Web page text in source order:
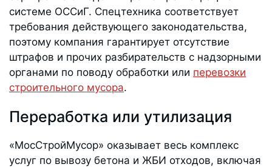
системе ОССиГ. Спецтехника соответствует
требования действующего законодательства,
поэтому компания гарантирует отсутствие
штрафов и прочих разбирательств с надзорными
органами по поводу обработки или перевозки
строительного мусора.
Переработка или утилизация
«МосСтройМусор» оказывает весь комплекс
услуг по вывозу бетона и ЖБИ отходов, включая